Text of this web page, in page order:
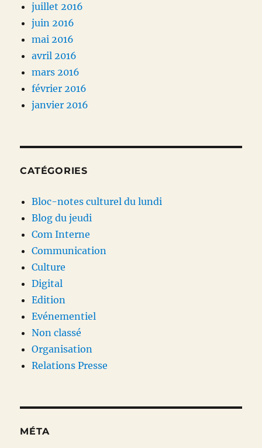
juillet 2016
juin 2016
mai 2016
avril 2016
mars 2016
février 2016
janvier 2016
CATÉGORIES
Bloc-notes culturel du lundi
Blog du jeudi
Com Interne
Communication
Culture
Digital
Edition
Evénementiel
Non classé
Organisation
Relations Presse
MÉTA